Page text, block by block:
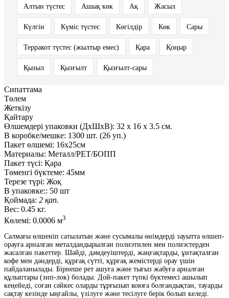
Алтын түстес Ашық көк Ақ Жасыл
Күлгін Күміс түстес Көгілдір Көк Сары
Терракот түстес (жылтыр емес) Қара Қоңыр
Қызыл Қызғылт Қызғылт-сары
Сипаттама
Төлем
Жеткізу
Қайтару
Өлшемдері упаковки (ДxШxВ): 32 x 16 x 3.5 см.
В коробке/мешке: 1300 шт. (26 уп.)
Пакет өлшемі: 16х25см
Материалы: Металл/PET/БОПП
Пакет түсі: Қара
Төменгі бүктеме: 45мм
Терезе түрі: Жоқ
В упаковке:: 50 шт
Қоймада: 2 қап.
Вес: 0.45 кг.
Көлемі: 0.0006 м3
Салмағы өлшеніп сатылатын және сусымалы өнімдерді зауытта өлшеп-
орауға арналған металдандырылған полиэтилен мен полиэстерден
жасалған пакеттер. Шәйді, дәмдеуіштерді, жаңғақтарды, ұнтақталған
кофе мен дәндерді, құрғақ сүтті, құрғақ жемістерді орау үшін
пайдаланылады. Бірнеше рет ашуға және тығыз жабуға арналған
құлыптары (зип-лок) болады. Дой-пакет түпкі бүктемесі ашылып
кеңейеді, соған сәйкес оларды тұрғызып коюға болғандықтан, тауарды
сақтау кезінде ыңғайлы, үзілуге және тесілуге берік болып келеді.